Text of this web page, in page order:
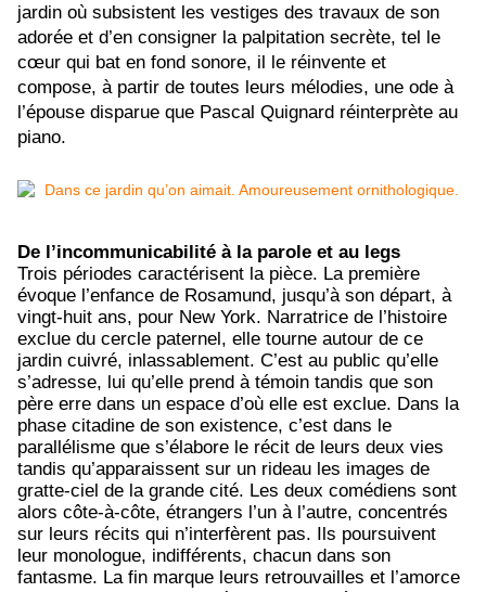
jardin où subsistent les vestiges des travaux de son
adorée et d’en consigner la palpitation secrète, tel le
cœur qui bat en fond sonore, il le réinvente et
compose, à partir de toutes leurs mélodies, une ode à
l’épouse disparue que Pascal Quignard réinterprète au
piano.
De l’incommunicabilité à la parole et au legs
Trois périodes caractérisent la pièce. La première
évoque l’enfance de Rosamund, jusqu’à son départ, à
vingt-huit ans, pour New York. Narratrice de l’histoire
exclue du cercle paternel, elle tourne autour de ce
jardin cuivré, inlassablement. C’est au public qu’elle
s’adresse, lui qu’elle prend à témoin tandis que son
père erre dans un espace d’où elle est exclue. Dans la
phase citadine de son existence, c’est dans le
parallélisme que s’élabore le récit de leurs deux vies
tandis qu’apparaissent sur un rideau les images de
gratte-ciel de la grande cité. Les deux comédiens sont
alors côte-à-côte, étrangers l’un à l’autre, concentrés
sur leurs récits qui n’interfèrent pas. Ils poursuivent
leur monologue, indifférents, chacun dans son
fantasme. La fin marque leurs retrouvailles et l’amorce